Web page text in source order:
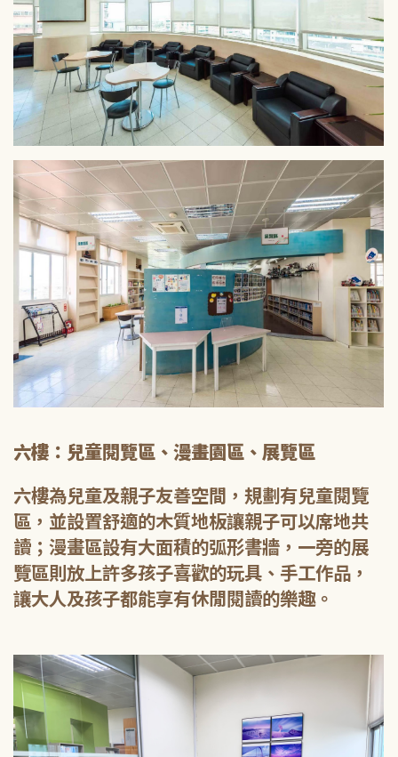
六樓：兒童閱覽區、漫畫園區、展覽區
六樓為兒童及親子友善空間，規劃有兒童閱覽
區，並設置舒適的木質地板讓親子可以席地共
讀；漫畫區設有大面積的弧形書牆，一旁的展
覽區則放上許多孩子喜歡的玩具、手工作品，
讓大人及孩子都能享有休閒閱讀的樂趣。